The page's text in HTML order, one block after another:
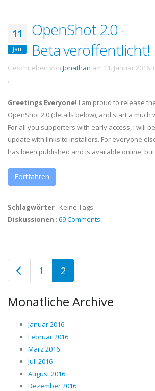
11
Jan
OpenShot 2.0 -
Beta veröffentlicht!
Geschrieben von Jonathan am 11. Januar 2016
.
Greetings Everyone! I am proud to release
OpenShot 2.0 (details below), and start a much
For all you supporters with early access, I will
update with links to installers. For everyone
has been published and is available online, but
Fortfahren
Schlagwörter : Keine Tags
Diskussionen : 69 Comments
1 2
Monatliche Archive
Januar 2016
Februar 2016
März 2016
Juli 2016
August 2016
Dezember 2016